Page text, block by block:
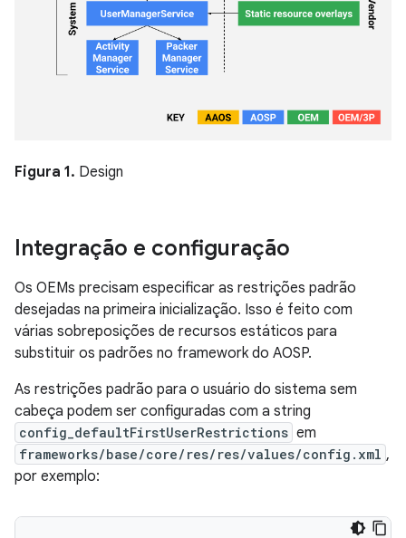
Figura 1. Design
Integração e configuração
Os OEMs precisam especificar as restrições padrão
desejadas na primeira inicialização. Isso é feito com
várias sobreposições de recursos estáticos para
substituir os padrões no framework do AOSP.
As restrições padrão para o usuário do sistema sem
cabeça podem ser configuradas com a string
config_defaultFirstUserRestrictions em
frameworks/base/core/res/res/values/config.xml ,
por exemplo: